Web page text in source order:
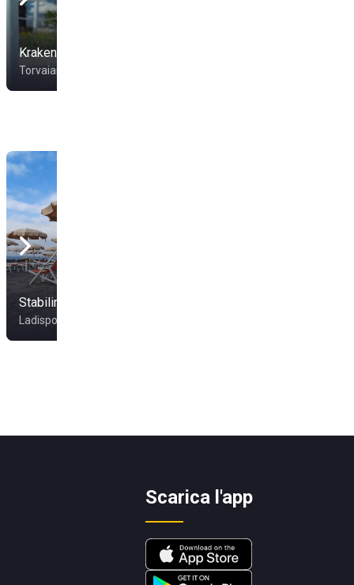
Kraken Lounge Beach
Torvaianica
Stabilimento Tirreno
Ladispoli
Scarica l'app